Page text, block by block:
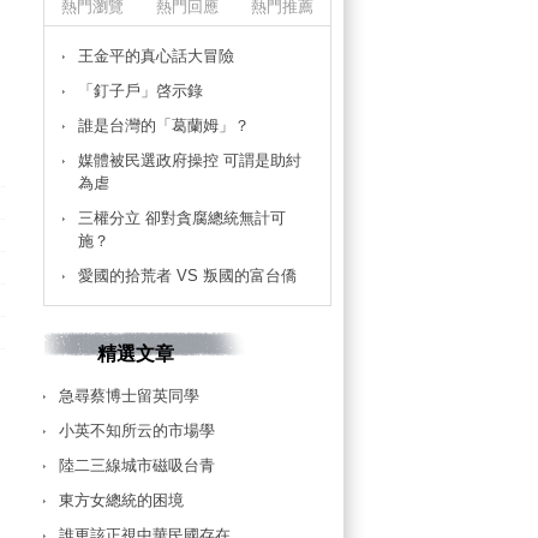
熱門瀏覽
熱門回應 熱門推薦
王金平的真心話大冒險
「釘子戶」啓示錄
誰是台灣的「葛蘭姆」？
媒體被民選政府操控 可謂是助紂
為虐
三權分立 卻對貪腐總統無計可
施？
愛國的拾荒者 VS 叛國的富台僑
精選文章
急尋蔡博士留英同學
小英不知所云的市場學
陸二三線城市磁吸台青
東方女總統的困境